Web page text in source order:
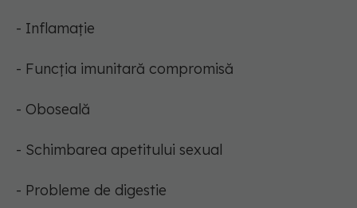
- Inflamație
- Funcția imunitară compromisă
- Oboseală
- Schimbarea apetitului sexual
- Probleme de digestie